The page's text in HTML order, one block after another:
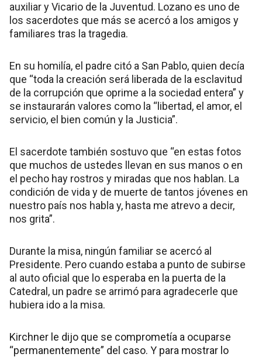
auxiliar y Vicario de la Juventud. Lozano es uno de
los sacerdotes que más se acercó a los amigos y
familiares tras la tragedia.
En su homilía, el padre citó a San Pablo, quien decía
que “toda la creación será liberada de la esclavitud
de la corrupción que oprime a la sociedad entera” y
se instaurarán valores como la “libertad, el amor, el
servicio, el bien común y la Justicia”.
El sacerdote también sostuvo que “en estas fotos
que muchos de ustedes llevan en sus manos o en
el pecho hay rostros y miradas que nos hablan. La
condición de vida y de muerte de tantos jóvenes en
nuestro país nos habla y, hasta me atrevo a decir,
nos grita”.
Durante la misa, ningún familiar se acercó al
Presidente. Pero cuando estaba a punto de subirse
al auto oficial que lo esperaba en la puerta de la
Catedral, un padre se arrimó para agradecerle que
hubiera ido a la misa.
Kirchner le dijo que se comprometía a ocuparse
“permanentemente” del caso. Y para mostrar lo